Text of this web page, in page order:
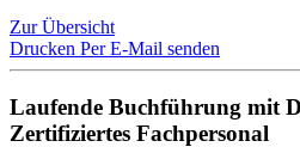
Zur Übersicht
Drucken Per E-Mail senden
Laufende Buchführung mit
Zertifiziertes Fachpersonal